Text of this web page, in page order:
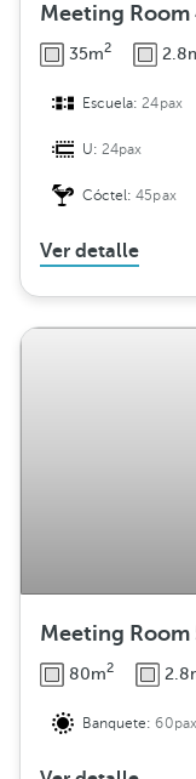
Meeting Room
35m2
Escuela:24pax
U:24pax
Cóctel:45pax
Ver detalle
Meeting Room
80m2
Banquete:60pax